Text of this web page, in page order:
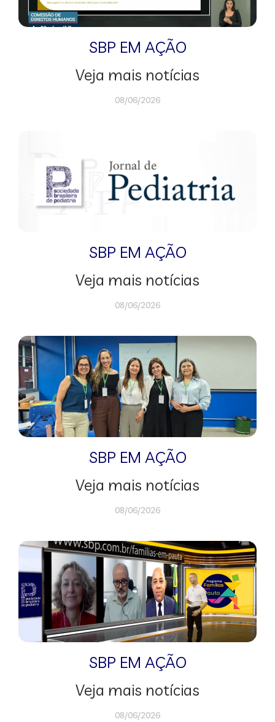
SBP EM AÇÃO
Veja mais notícias
08/06/2026
SBP EM AÇÃO
Veja mais notícias
08/06/2026
SBP EM AÇÃO
Veja mais notícias
08/06/2026
SBP EM AÇÃO
Veja mais notícias
08/06/2026